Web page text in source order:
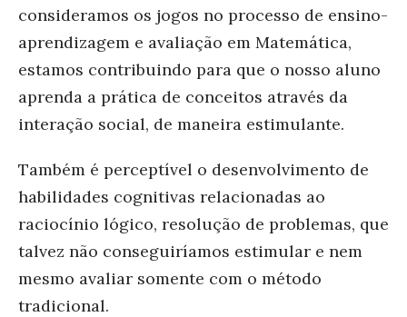
consideramos os jogos no processo de ensino-
aprendizagem e avaliação em Matemática,
estamos contribuindo para que o nosso aluno
aprenda a prática de conceitos através da
interação social, de maneira estimulante.
Também é perceptível o desenvolvimento de
habilidades cognitivas relacionadas ao
raciocínio lógico, resolução de problemas, que
talvez não conseguiríamos estimular e nem
mesmo avaliar somente com o método
tradicional.